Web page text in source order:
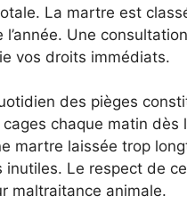
La martre est
l’année. Une
vos droits immédiats.
des pièges
chaque matin dès
martre laissée trop
inutiles. Le respect de
maltraitance animale.